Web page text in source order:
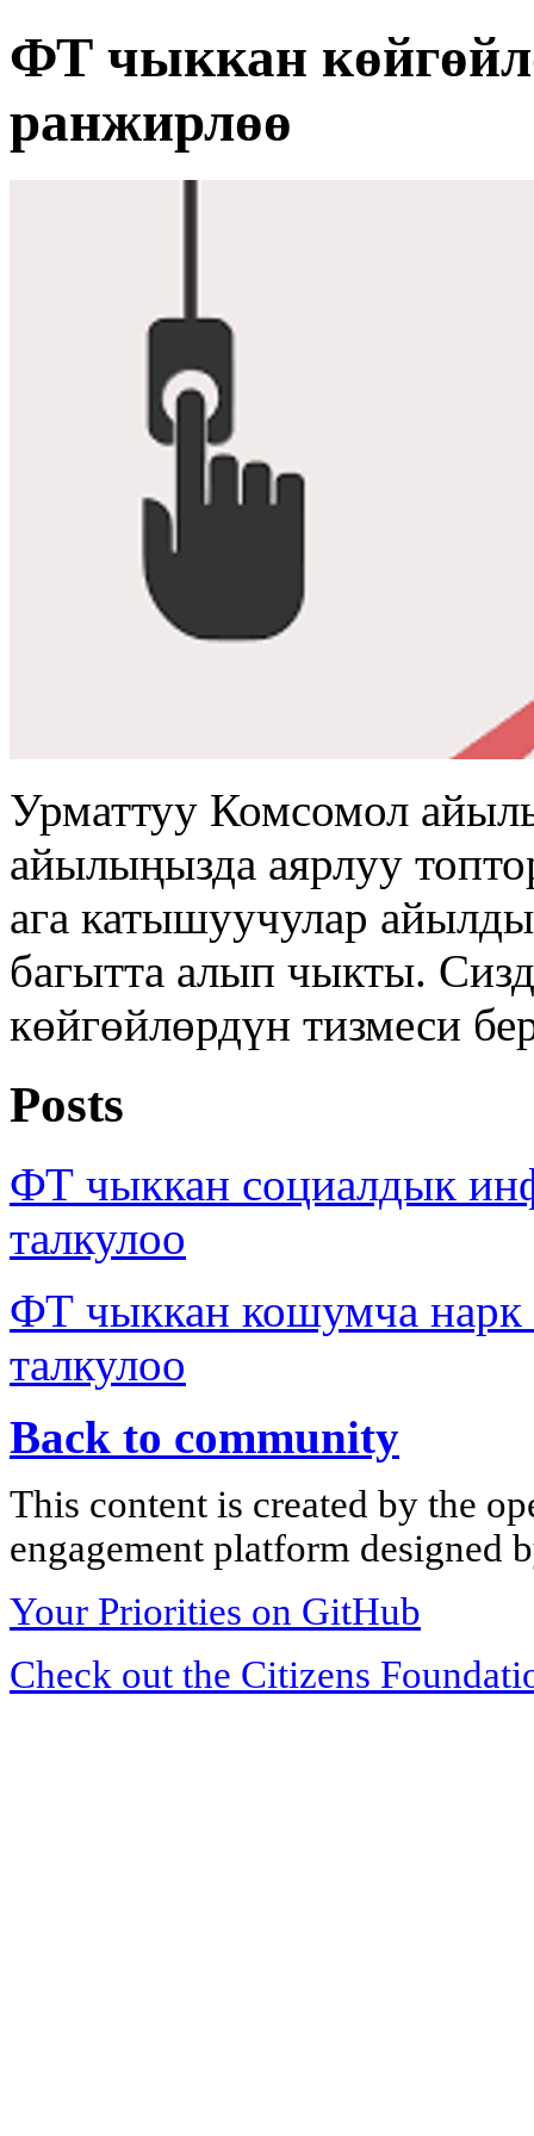
ФТ чыккан
ранжирлөө
Урматтуу Комсомол
айылыңызда аярлуу
ага катышуучулар
багытта алып чыкты.
көйгөйлөрдүн тизмеси
Posts
ФТ чыккан социалдык
талкулоо
ФТ чыккан кошумча
талкулоо
Back to community
This content is created by the
engagement platform designed
Your Priorities on GitHub
Check out the Citizens